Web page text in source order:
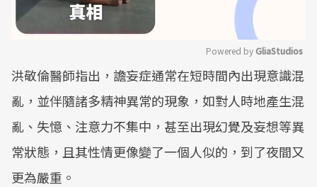
Mute
Powered by GliaStudios
洪敬倫醫師指出，譫妄症通常在短時間內出現意識混
亂，並伴隨諸多精神異常的現象，如對人時地產生混
亂、失憶、注意力不集中，甚至出現幻覺及妄想等異
常狀態，且其性情更像變了一個人似的，到了夜間又
更為嚴重。